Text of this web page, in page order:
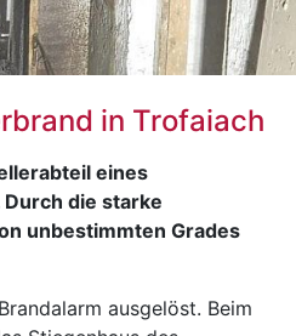
in Trofaiach
eines
die starke
unbestimmten Grades
ausgelöst. Beim